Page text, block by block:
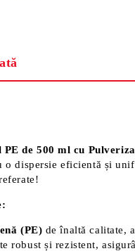
PE de 500 ml cu
o dispersie eficientă și
(PE) de înaltă calitate,
robust și rezistent,